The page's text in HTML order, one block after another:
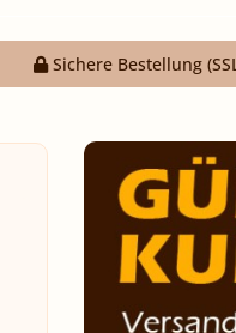
Sichere Bestellung